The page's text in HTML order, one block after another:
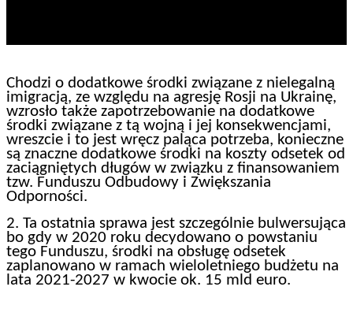
Chodzi o dodatkowe środki związane z nielegalną
imigracją, ze względu na agresję Rosji na Ukrainę,
wzrosło także zapotrzebowanie na dodatkowe
środki związane z tą wojną i jej konsekwencjami,
wreszcie i to jest wręcz paląca potrzeba, konieczne
są znaczne dodatkowe środki na koszty odsetek od
zaciągniętych długów w związku z finansowaniem
tzw. Funduszu Odbudowy i Zwiększania
Odporności.
2. Ta ostatnia sprawa jest szczególnie bulwersująca
bo gdy w 2020 roku decydowano o powstaniu
tego Funduszu, środki na obsługę odsetek
zaplanowano w ramach wieloletniego budżetu na
lata 2021-2027 w kwocie ok. 15 mld euro.